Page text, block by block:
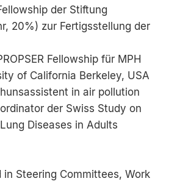
der Stiftung
20%) zur Fertigsstellung der
Fellowship für MPH
of California Berkeley, USA
in air pollution
der Swiss Study on
Diseases in Adults
Steering Committees, Work